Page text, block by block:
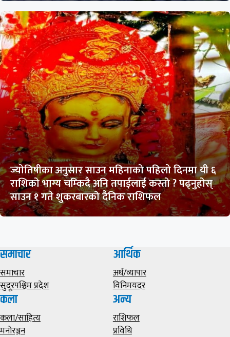
ज्योतिषीका अनुसार साउन महिनाको पहिलो दिनमा यी ६
राशिको भाग्य चम्किदै अनि तपाईलाई कस्तो ? पढ्नुहोस्
साउन १ गते शुकरबारको दैनिक राशिफल
समाचार
समाचार
सुदूरपश्चिम प्रदेश
आर्थिक
अर्थ/व्यापार
विनिमयदर
कला
कला/साहित्य
मनोरञ्जन
अन्य
राशिफल
प्रविधि